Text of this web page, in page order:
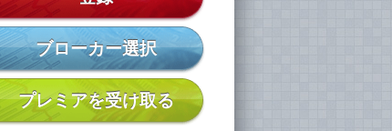
ブローカー選択
プレミアを受け取る